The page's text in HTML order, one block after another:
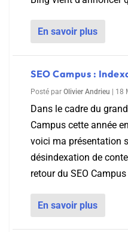
En savoir plus
SEO Campus :
Posté par Olivier Andrieu 18
Dans le cadre du
Campus cette année
voici ma présentation
désindexation de
retour du SEO
En savoir plus